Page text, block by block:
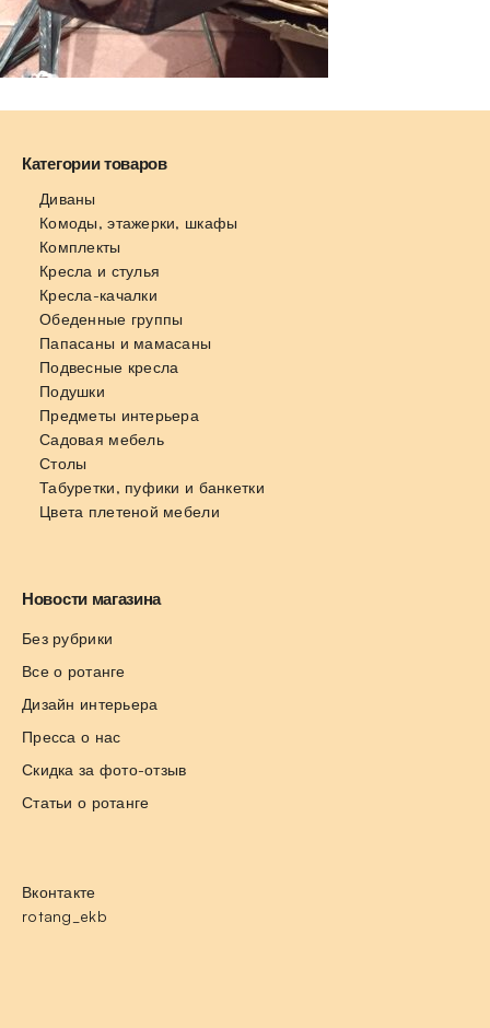
Категории товаров
Диваны
Комоды, этажерки, шкафы
Комплекты
Кресла и стулья
Кресла-качалки
Обеденные группы
Папасаны и мамасаны
Подвесные кресла
Подушки
Предметы интерьера
Садовая мебель
Столы
Табуретки, пуфики и банкетки
Цвета плетеной мебели
Новости магазина
Без рубрики
Все о ротанге
Дизайн интерьера
Пресса о нас
Скидка за фото-отзыв
Статьи о ротанге
Вконтакте
rotang_ekb